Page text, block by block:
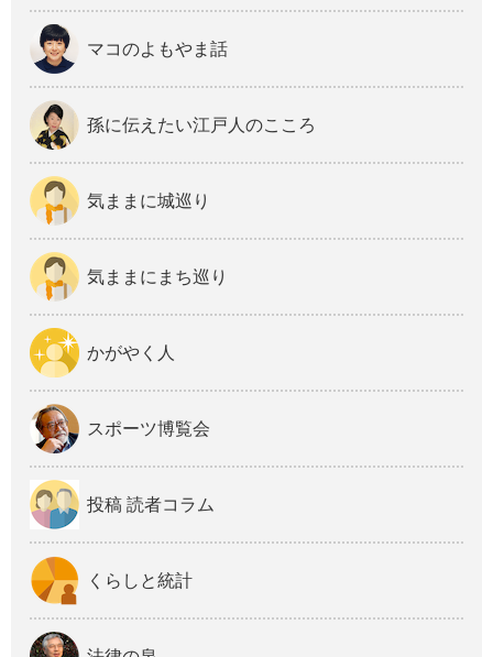
マコのよもやま話
孫に伝えたい江戸人のこころ
気ままに城巡り
気ままにまち巡り
かがやく人
スポーツ博覧会
投稿 読者コラム
くらしと統計